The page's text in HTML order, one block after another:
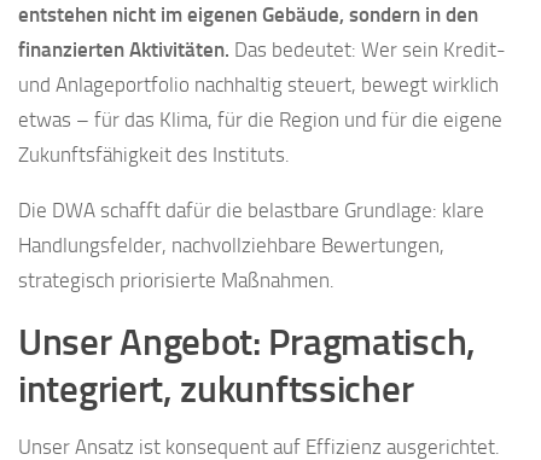
entstehen nicht im eigenen Gebäude, sondern in den
finanzierten Aktivitäten. Das bedeutet: Wer sein Kredit-
und Anlageportfolio nachhaltig steuert, bewegt wirklich
etwas – für das Klima, für die Region und für die eigene
Zukunftsfähigkeit des Instituts.
Die DWA schafft dafür die belastbare Grundlage: klare
Handlungsfelder, nachvollziehbare Bewertungen,
strategisch priorisierte Maßnahmen.
Unser Angebot: Pragmatisch,
integriert, zukunftssicher
Unser Ansatz ist konsequent auf Effizienz ausgerichtet.